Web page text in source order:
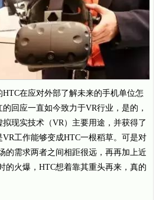
HTC在应对外部了解未来的手机单位怎
回应一直如今致力于VR行业，是的，
现实技术（VR）主要用途，并获得了
工作能够变成HTC一根稻草。可是对
的需求两者之间相距很远，再再加上近
的火爆，HTC想着靠其重头再来，真的